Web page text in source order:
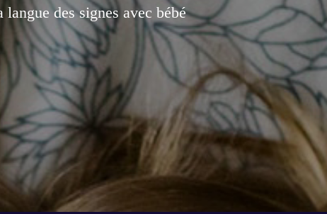
des signes avec bébé